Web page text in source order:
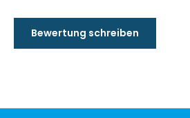
Bewertung schreiben